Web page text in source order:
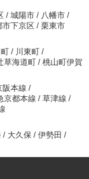
/ 城陽市 / 八幡市 /
市下京区 / 栗東市
/ 川東町 /
草海道町 / 桃山町伊賀
阪本線 /
京都本線 / 草津線 /
/ 大久保 / 伊勢田 /